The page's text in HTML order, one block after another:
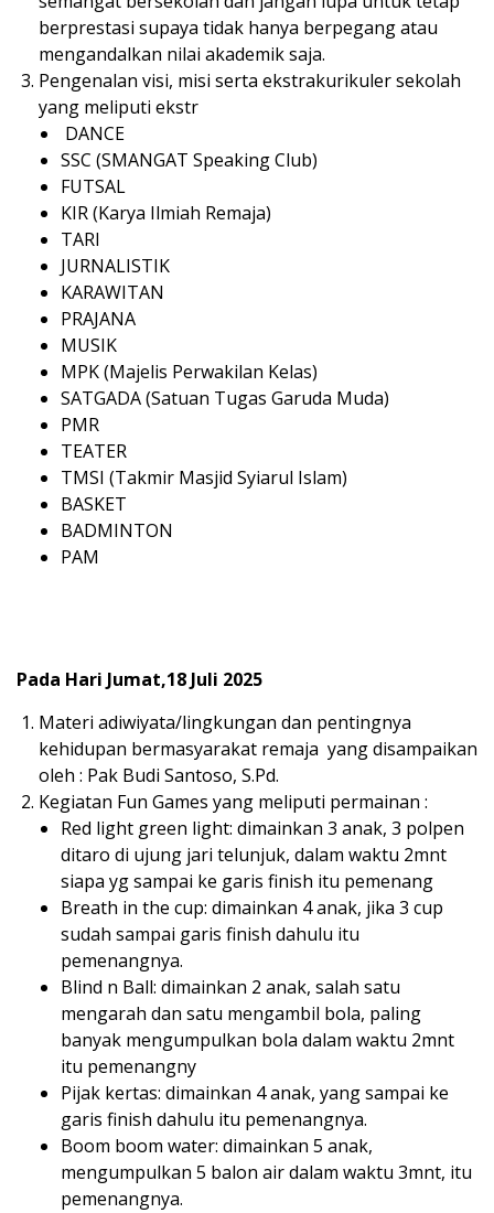
berprestasi supaya tidak hanya berpegang atau
mengandalkan nilai akademik saja.
Pengenalan visi, misi serta ekstrakurikuler sekolah
yang meliputi ekstr
DANCE
SSC (SMANGAT Speaking Club)
FUTSAL
KIR (Karya Ilmiah Remaja)
TARI
JURNALISTIK
KARAWITAN
PRAJANA
MUSIK
MPK (Majelis Perwakilan Kelas)
SATGADA (Satuan Tugas Garuda Muda)
PMR
TEATER
TMSI (Takmir Masjid Syiarul Islam)
BASKET
BADMINTON
PAM
Pada Hari Jumat,18 Juli 2025
Materi adiwiyata/lingkungan dan pentingnya
kehidupan bermasyarakat remaja yang disampaikan
oleh : Pak Budi Santoso, S.Pd.
Kegiatan Fun Games yang meliputi permainan :
Red light green light: dimainkan 3 anak, 3 polpen
ditaro di ujung jari telunjuk, dalam waktu 2mnt
siapa yg sampai ke garis finish itu pemenang
Breath in the cup: dimainkan 4 anak, jika 3 cup
sudah sampai garis finish dahulu itu
pemenangnya.
Blind n Ball: dimainkan 2 anak, salah satu
mengarah dan satu mengambil bola, paling
banyak mengumpulkan bola dalam waktu 2mnt
itu pemenangny
Pijak kertas: dimainkan 4 anak, yang sampai ke
garis finish dahulu itu pemenangnya.
Boom boom water: dimainkan 5 anak,
mengumpulkan 5 balon air dalam waktu 3mnt, itu
pemenangnya.